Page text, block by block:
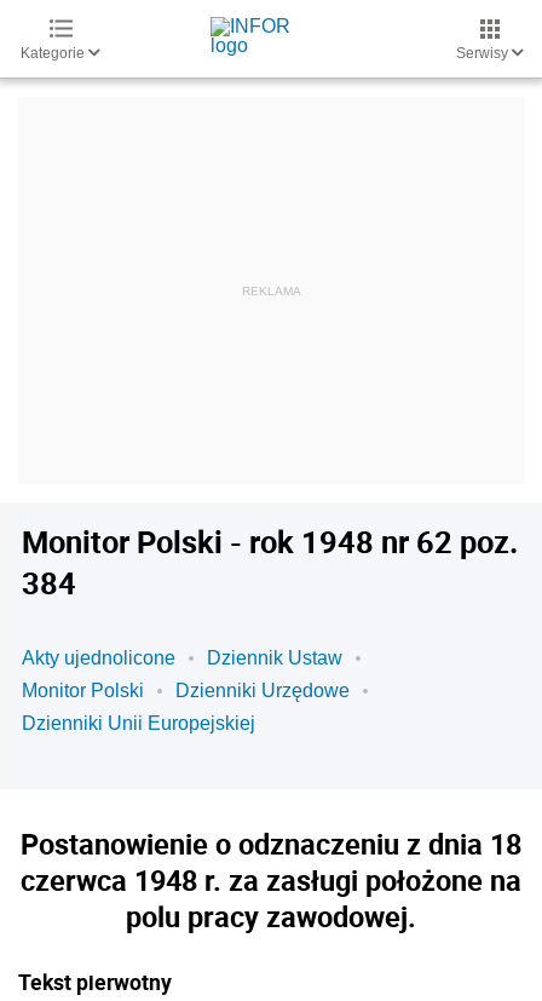
Kategorie Serwisy
Monitor Polski - rok 1948 nr 62 poz.
384
Akty ujednolicone
Dziennik Ustaw
Monitor Polski
Dzienniki Urzędowe
Dzienniki Unii Europejskiej
Postanowienie o odznaczeniu z dnia 18
czerwca 1948 r. za zasługi położone na
polu pracy zawodowej.
Tekst pierwotny